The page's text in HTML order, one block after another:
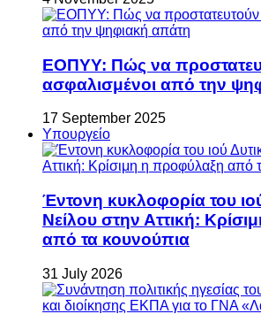
ΕΟΠΥΥ: Πώς να
ασφαλισμένοι από την
17 September 2025
Υπουργείο
Έντονη κυκλοφορία του
Νείλου στην Αττική:
από τα κουνούπια
31 July 2026